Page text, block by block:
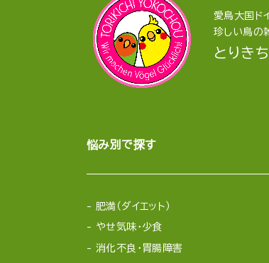
愛鳥大国ド
珍しい鳥の
とりき
悩み別で探す
肥満（ダイエット）
やせ気味・少食
消化不良・胃腸障害